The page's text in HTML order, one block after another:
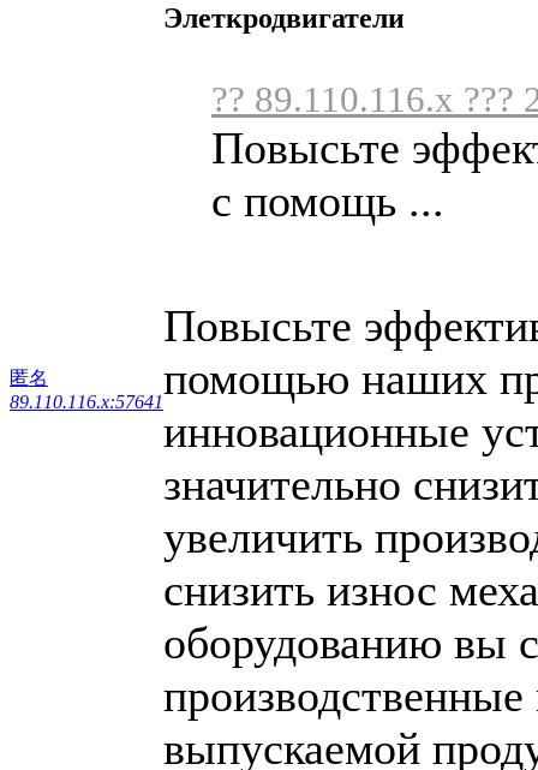
匿名
89.110.116.x:57641
Элеткродвигатели
?? 89.110.116.x ???
Повысьте
с помощь ...
Повысьте
помощью наших
инновационные
значительно
увеличить
снизить износ
оборудованию вы
выпускаемой